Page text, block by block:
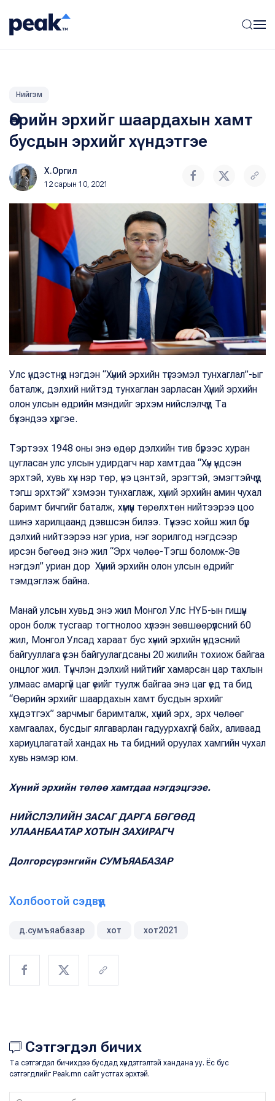
Нийгэм
Өөрийн эрхийг шаардахын хамт
бусдын эрхийг хүндэтгэе
Х.Оргил
12 сарын 10, 2021
Улс үндэстнүүд нэгдэн “Хүний эрхийн түгээмэл тунхаглал”-ыг
баталж, дэлхий нийтэд тунхаглан зарласан Хүний эрхийн
олон улсын өдрийн мэндийг эрхэм нийслэлчүүд Та
бүхэндээ хүргэе.
Тэртээх 1948 оны энэ өдөр дэлхийн тив бүрээс хуран
цугласан улс улсын удирдагч нар хамтдаа “Хүн үндсэн
эрхтэй, хувь хүн нэр төр, үнэ цэнтэй, эрэгтэй, эмэгтэйчүүд
тэгш эрхтэй” хэмээн тунхаглаж, хүний эрхийн амин чухал
баримт бичгийг баталж, хүмүүн төрөлхтөн нийтээрээ цоо
шинэ харилцаанд дэвшсэн билээ. Түүнээс хойш жил бүр
дэлхий нийтээрээ нэг уриа, нэг зорилгод нэгдсээр
ирсэн бөгөөд энэ жил “Эрх чөлөө-Тэгш боломж-Эв
нэгдэл” уриан дор Хүний эрхийн олон улсын өдрийг
тэмдэглэж байна.
Манай улсын хувьд энэ жил Монгол Улс НҮБ-ын гишүүн
орон болж тусгаар тогтнолоо хүлээн зөвшөөрүүлсний 60
жил, Монгол Улсад хараат бус хүний эрхийн үндэсний
байгууллага үүсэн байгуулагдсаны 20 жилийн тохиож байгаа
онцлог жил. Түүнчлэн дэлхий нийтийг хамарсан цар тахлын
улмаас амаргүй цаг үеийг туулж байгаа энэ цаг үед та бид
“Өөрийн эрхийг шаардахын хамт бусдын эрхийг
хүндэтгэх” зарчмыг баримталж, хүний эрх, эрх чөлөөг
хамгаалах, бусдыг ялгаварлан гадуурхахгүй байх, аливаад
хариуцлагатай хандах нь та бидний оруулах хамгийн чухал
хувь нэмэр юм.
Хүний эрхийн төлөө хамтдаа нэгдэцгээе.
НИЙСЛЭЛИЙН ЗАСАГ ДАРГА БӨГӨӨД
УЛААНБААТАР ХОТЫН ЗАХИРАГЧ
Долгорсүрэнгийн СУМЪЯАБАЗАР
Холбоотой сэдвүүд
д.сумъяабазар хот хот2021
Сэтгэгдэл бичих
Та сэтгэгдэл бичихдээ бусдад хүндэтгэлтэй хандана уу. Ёс бус
сэтгэгдлийг Peak.mn сайт устгах эрхтэй.